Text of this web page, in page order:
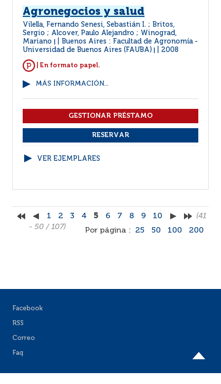
Agronegocios y salud
Vilella, Fernando Senesi, Sebastián I. ; Britos,
Sergio ; Alcover, Paulo Alejandro ; Winograd,
Mariano
Buenos Aires : Facultad de Agronomía -
Universidad de Buenos Aires (FAUBA)
2008
| En formato papel.
MÁS INFORMACIÓN...
VER EJEMPLARES
1 2 3 4 5 6 7 8 9 10
(41
- 50 / 107)
Por página : 25 50 100 200
Facebook
RSS
Correo
Faq